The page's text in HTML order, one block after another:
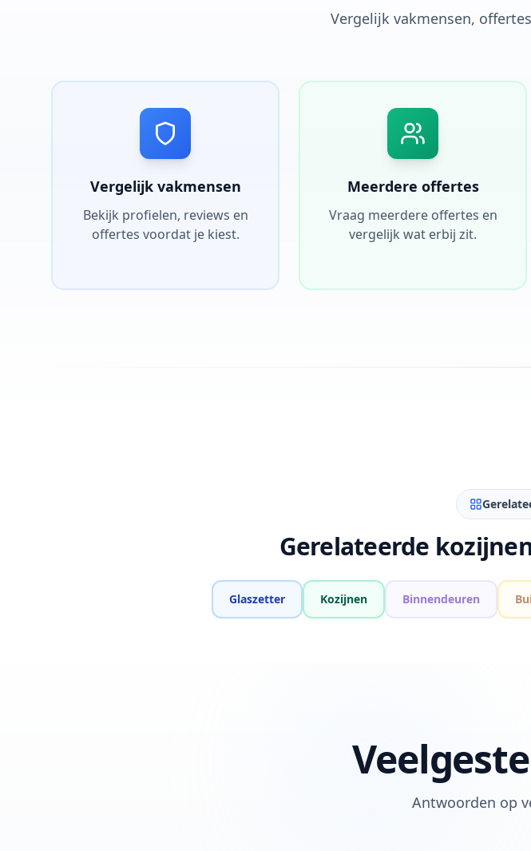
Vergelijk vakmensen,
Vergelijk vakmensen
Bekijk profielen, reviews en
offertes voordat je kiest.
Meerdere offertes
Vraag meerdere offertes en
vergelijk wat erbij zit.
Gerelateerde
Glaszetter Kozijnen Binnendeuren
Antwoorden op